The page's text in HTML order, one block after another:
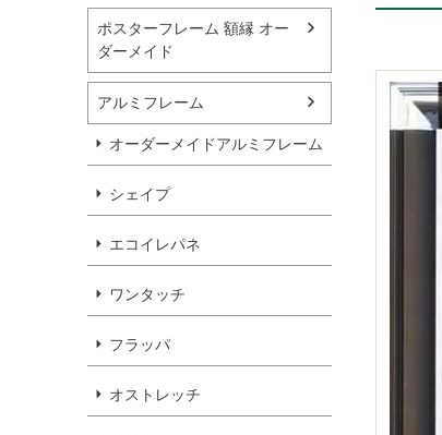
ポスターフレーム 額縁 オー
ダーメイド
アルミフレーム
オーダーメイドアルミフレーム
シェイプ
エコイレパネ
ワンタッチ
フラッパ
オストレッチ